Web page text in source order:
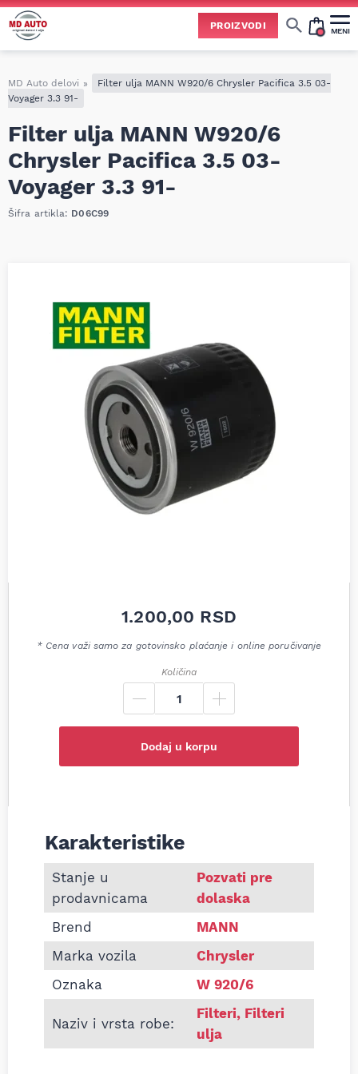
PROIZVODI MENI
MD Auto delovi »
Filter ulja MANN W920/6 Chrysler Pacifica 3.5 03-
Voyager 3.3 91-
Filter ulja MANN W920/6
Chrysler Pacifica 3.5 03-
Voyager 3.3 91-
Šifra artikla: D06C99
1.200,00 RSD
* Cena važi samo za gotovinsko plaćanje i online poručivanje
Količina
Dodaj u korpu
Informacije o Filter ulja MANN W920/6 Chrysler
Karakteristike
Stanje u
prodavnicama
Pozvati pre
dolaska
Brend
MANN
Marka vozila
Chrysler
Oznaka
W 920/6
Naziv i vrsta robe:
Filteri, Filteri
ulja